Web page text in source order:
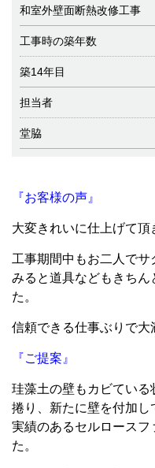
和室外壁面断熱改修工事
工事時の築年数
築14年目
担当者
堂脇
『お客様の声』
大変きれいに仕上げて頂
工事期間中もお二人で
みると道具などもきちん
た。
信頼できる仕事ぶりで大
『ご提案』
珪藻土の壁もカビている
捲り、新たに壁を付加
実績のあるセルロースフ
た。